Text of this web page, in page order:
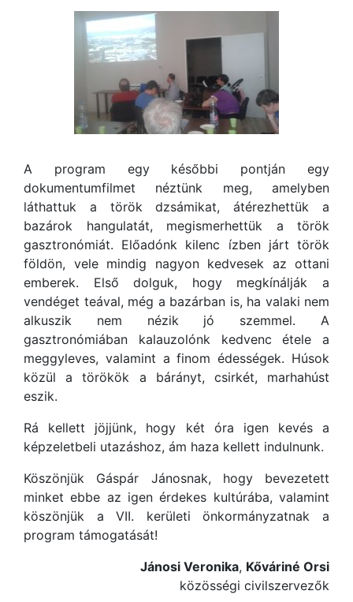
A program egy későbbi pontján egy
dokumentumfilmet néztünk meg, amelyben
láthattuk a török dzsámikat, átérezhettük a
bazárok hangulatát, megismerhettük a török
gasztronómiát. Előadónk kilenc ízben járt török
földön, vele mindig nagyon kedvesek az ottani
emberek. Első dolguk, hogy megkínálják a
vendéget teával, még a bazárban is, ha valaki nem
alkuszik nem nézik jó szemmel. A
gasztronómiában kalauzolónk kedvenc étele a
meggyleves, valamint a finom édességek. Húsok
közül a törökök a bárányt, csirkét, marhahúst
eszik.
Rá kellett jöjjünk, hogy két óra igen kevés a
képzeletbeli utazáshoz, ám haza kellett indulnunk.
Köszönjük Gáspár Jánosnak, hogy bevezetett
minket ebbe az igen érdekes kultúrába, valamint
köszönjük a VII. kerületi önkormányzatnak a
program támogatását!
Jánosi Veronika, Kőváriné Orsi
közösségi civilszervezők